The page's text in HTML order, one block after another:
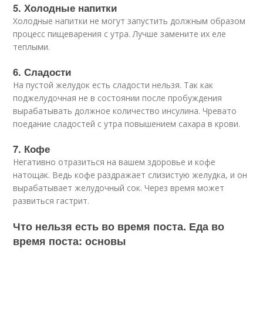
5. Холодные напитки
Холодные напитки не могут запустить должным образом
процесс пищеварения с утра. Лучше замените их еле
теплыми.
6. Сладости
На пустой желудок есть сладости нельзя. Так как
поджелудочная не в состоянии после пробуждения
вырабатывать должное количество инсулина. Чревато
поедание сладостей с утра повышением сахара в крови.
7. Кофе
Негативно отразиться на вашем здоровье и кофе
натощак. Ведь кофе раздражает слизистую желудка, и он
вырабатывает желудочный сок. Через время может
развиться гастрит.
Что нельзя есть во время поста. Еда во
время поста: основы